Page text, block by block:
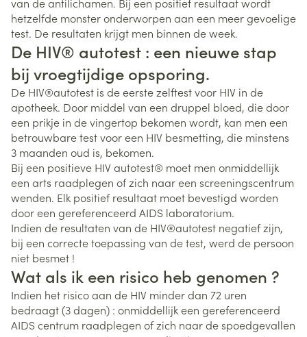
hetzelfde monster onderworpen aan een meer gevoelige
test. De resultaten krijgt men binnen de week.
De HIV® autotest : een nieuwe stap
bij vroegtijdige opsporing.
De HIV®autotest is de eerste zelftest voor HIV in de
apotheek. Door middel van een druppel bloed, die door
een prikje in de vingertop bekomen wordt, kan men een
betrouwbare test voor een HIV besmetting, die minstens
3 maanden oud is, bekomen.
Bij een positieve HIV autotest® moet men onmiddellijk
een arts raadplegen of zich naar een screeningscentrum
wenden. Elk positief resultaat moet bevestigd worden
door een gereferenceerd AIDS laboratorium.
Indien de resultaten van de HIV®autotest negatief zijn,
bij een correcte toepassing van de test, werd de persoon
niet besmet !
Wat als ik een risico heb genomen ?
Indien het risico aan de HIV minder dan 72 uren
bedraagt (3 dagen) : onmiddellijk een gereferenceerd
AIDS centrum raadplegen of zich naar de spoedgevallen